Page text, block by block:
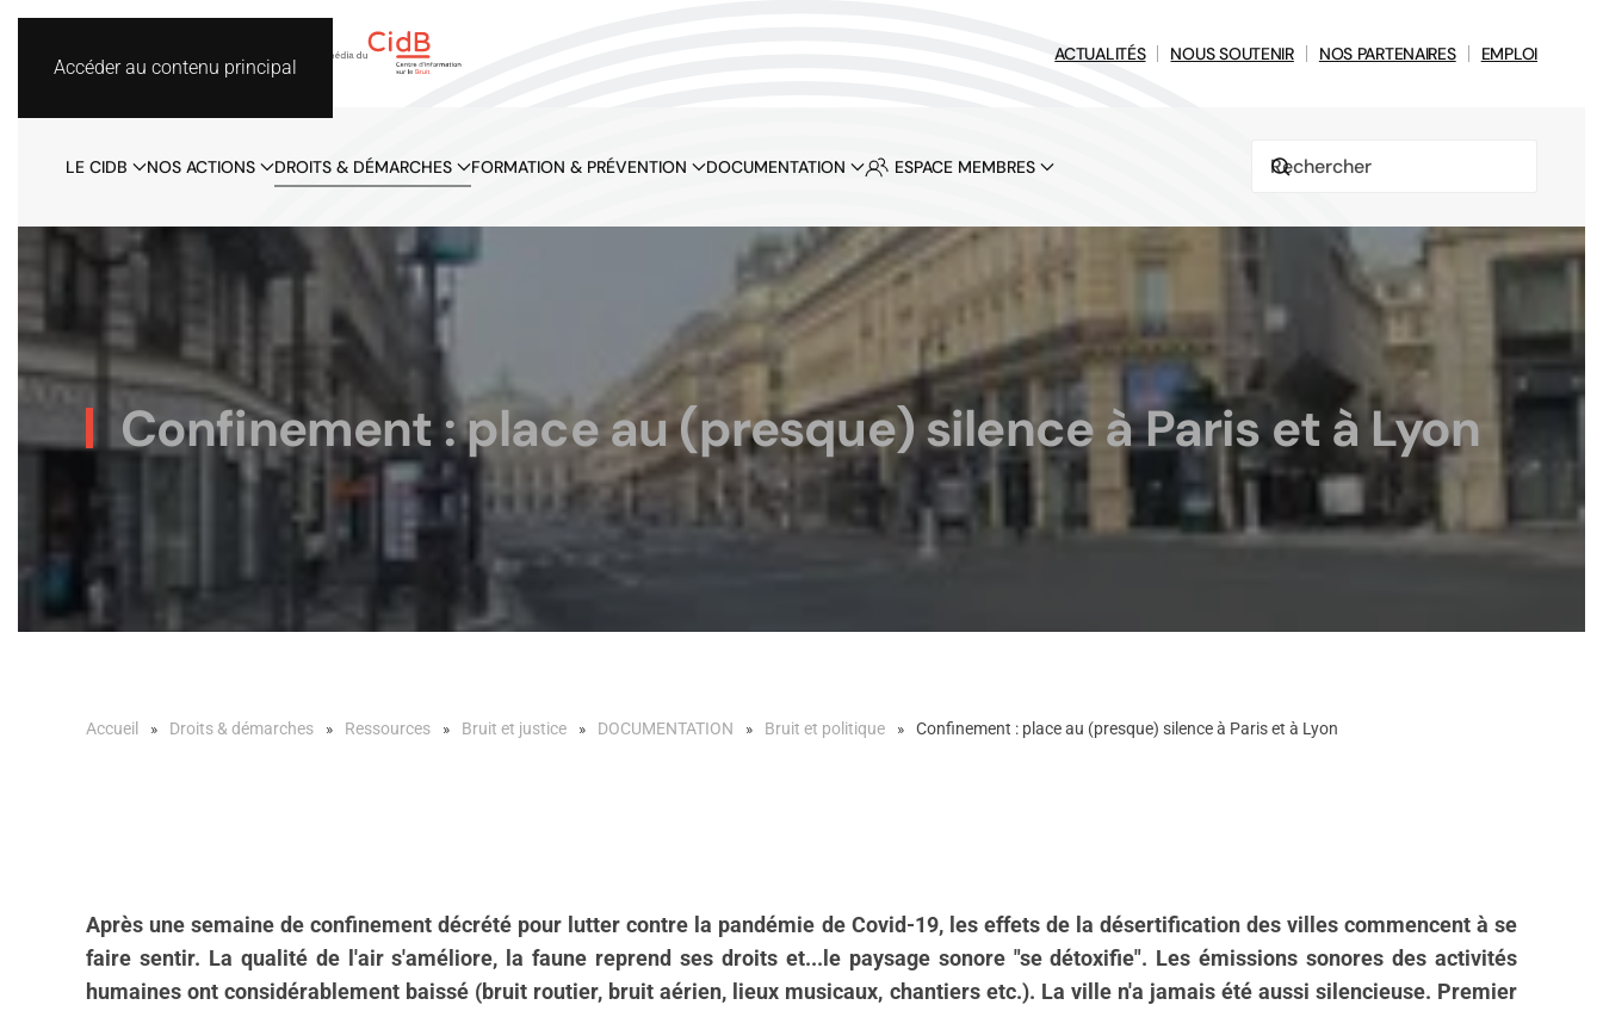
Accéder au contenu principal
ACTUALITÉS NOUS SOUTENIR NOS PARTENAIRES EMPLOI
LE CIDB NOS ACTIONS DROITS & DÉMARCHES FORMATION & PRÉVENTION DOCUMENTATION ESPACE MEMBRES
Confinement : place au (presque) silence à Paris et à Lyon
Accueil Droits & démarches Ressources Bruit et justice DOCUMENTATION Bruit et politique Confinement : place au (presque) silence à Paris et à Lyon
Après une semaine de confinement décrété pour lutter contre la pandémie de Covid-19, les effets de la désertification des villes commencent à se
faire sentir. La qualité de l'air s'améliore, la faune reprend ses droits et...le paysage sonore "se détoxifie". Les émissions sonores des activités
humaines ont considérablement baissé (bruit routier, bruit aérien, lieux musicaux, chantiers etc.). La ville n'a jamais été aussi silencieuse. Premier